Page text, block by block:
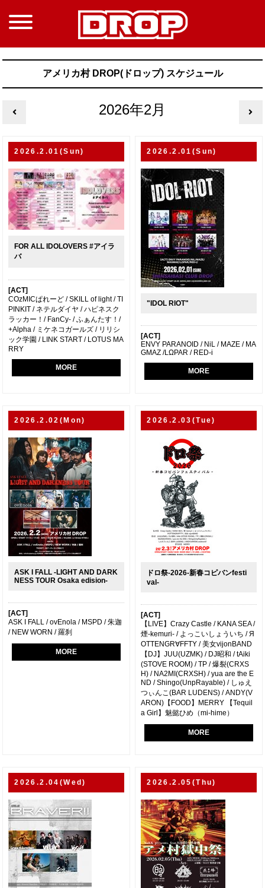
アメリカ村 DROP(ドロップ) スケジュール
2026年2月
2026.2.01(Sun)
FOR ALL IDOLOVERS #アイラ
バ
[ACT]
COzMICぱれーど / SKILL of light / TI
PINKIT / ネテルダイヤ / ハピネスク
ラッカー！/ FanCy- / ふぁんたす！/
+Alpha / ミケネコガールズ / リリシ
ック学園 / LINK START / LOTUS MA
RRY
MORE
2026.2.01(Sun)
"IDOL RIOT"
[ACT]
ENVY PARANOID / NiL / MAZE / MA
GMAZ /LΩPAR / RED-i
MORE
2026.2.02(Mon)
ASK I FALL -LIGHT AND DARK
NESS TOUR Osaka edision-
[ACT]
ASK I FALL / ovEnola / MSPD / 朱迦
/ NEW WORN / 羅刹
MORE
2026.2.03(Tue)
ドロ祭-2026-新春コピバンfesti
val-
[ACT]
【LIVE】Crazy Castle / KANA SEA /
煙-kemuri- / よっこいしょういち / Я
OTTENGR∀FFTY / 美女vijonBAND
【DJ】JUU(UZMK) / DJ昭和 / tAiki
(STOVE ROOM) / TP / 爆裂(CRXS
H) / NA2MI(CRXSH) / yua are the E
ND / Shingo(UnpRayable) / しゅえ
つぃんこ(BAR LUDENS) / ANDY(V
ARON)【FOOD】MERRY 【Tequil
a Girl】魅懿ひめ（mi-hime）
MORE
2026.2.04(Wed) 2026.2.05(Thu)